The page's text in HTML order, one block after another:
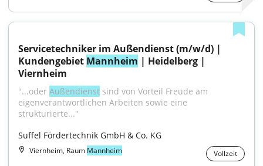
Servicetechniker im Außendienst (m/w/d) |
Kundengebiet Mannheim | Heidelberg |
Viernheim
"...oder Außendienst sind von Vorteil Freude am
eigenverantwortlichen Arbeiten sowie eine
strukturierte..."
Suffel Fördertechnik GmbH & Co. KG
Viernheim, Raum Mannheim Vollzeit